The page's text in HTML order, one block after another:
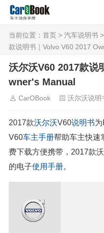
当前位置： 首页 > 汽车说明书 >
款说明书｜Volvo V60 2017
沃尔沃V60 2017款说
wner's Manual
CarOBook 沃尔沃说明
2017款沃尔沃V60说明书
V60车主手册帮助车主快速
费下载方便携带，2017款
的电子使用手册。